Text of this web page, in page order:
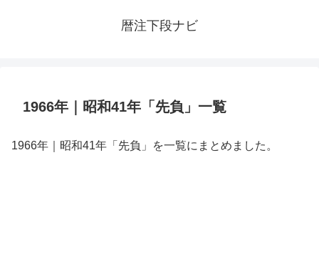
暦注下段ナビ
1966年｜昭和41年「先負」一覧
1966年｜昭和41年「先負」を一覧にまとめました。